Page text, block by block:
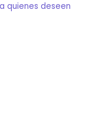
quienes deseen